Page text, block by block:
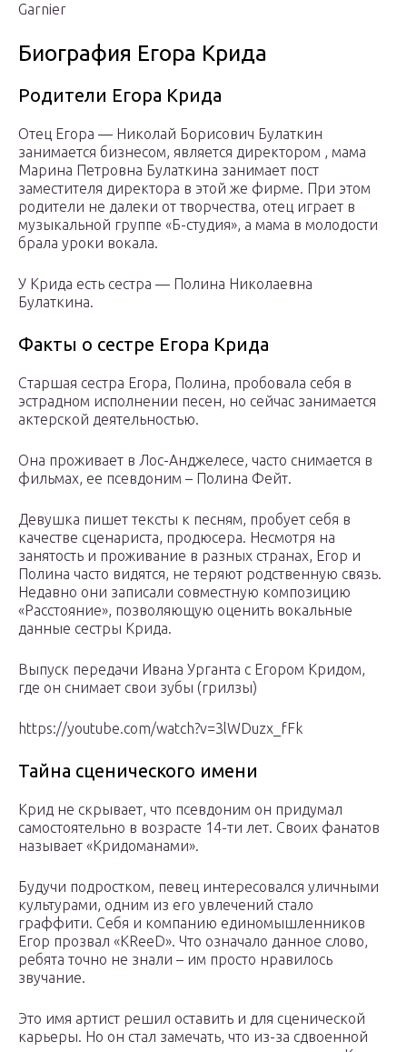
Garnier
Биография Егора Крида
Родители Егора Крида
Отец Егора — Николай Борисович Булаткин
занимается бизнесом, является директором , мама
Марина Петровна Булаткина занимает пост
заместителя директора в этой же фирме. При этом
родители не далеки от творчества, отец играет в
музыкальной группе «Б-студия», а мама в молодости
брала уроки вокала.
У Крида есть сестра — Полина Николаевна
Булаткина.
Факты о сестре Егора Крида
Старшая сестра Егора, Полина, пробовала себя в
эстрадном исполнении песен, но сейчас занимается
актерской деятельностью.
Она проживает в Лос-Анджелесе, часто снимается в
фильмах, ее псевдоним – Полина Фейт.
Девушка пишет тексты к песням, пробует себя в
качестве сценариста, продюсера. Несмотря на
занятость и проживание в разных странах, Егор и
Полина часто видятся, не теряют родственную связь.
Недавно они записали совместную композицию
«Расстояние», позволяющую оценить вокальные
данные сестры Крида.
Выпуск передачи Ивана Урганта с Егором Кридом,
где он снимает свои зубы (грилзы)
https://youtube.com/watch?v=3lWDuzx_fFk
Тайна сценического имени
Крид не скрывает, что псевдоним он придумал
самостоятельно в возрасте 14-ти лет. Своих фанатов
называет «Кридоманами».
Будучи подростком, певец интересовался уличными
культурами, одним из его увлечений стало
граффити. Себя и компанию единомышленников
Егор прозвал «KReeD». Что означало данное слово,
ребята точно не знали – им просто нравилось
звучание.
Это имя артист решил оставить и для сценической
карьеры. Но он стал замечать, что из-за сдвоенной